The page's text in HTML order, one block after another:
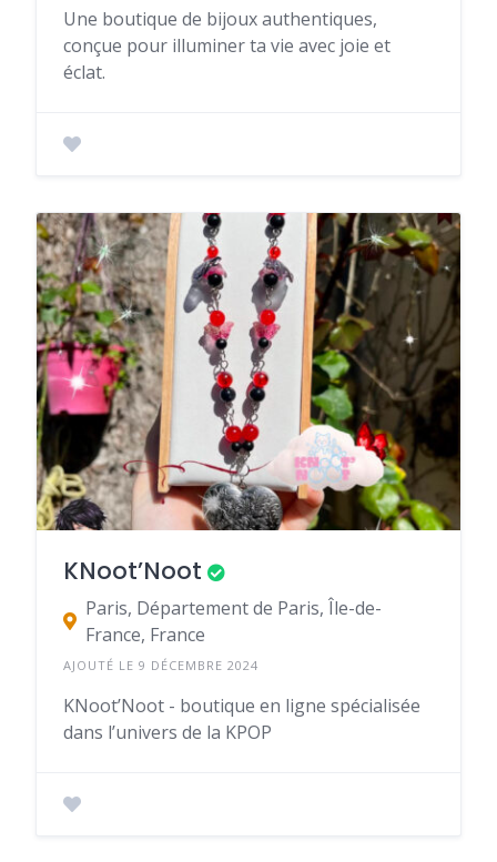
Une boutique de bijoux authentiques,
conçue pour illuminer ta vie avec joie et
éclat.
KNoot’Noot
Paris, Département de Paris, Île-de-
France, France
AJOUTÉ LE 9 DÉCEMBRE 2024
KNoot’Noot - boutique en ligne spécialisée
dans l’univers de la KPOP